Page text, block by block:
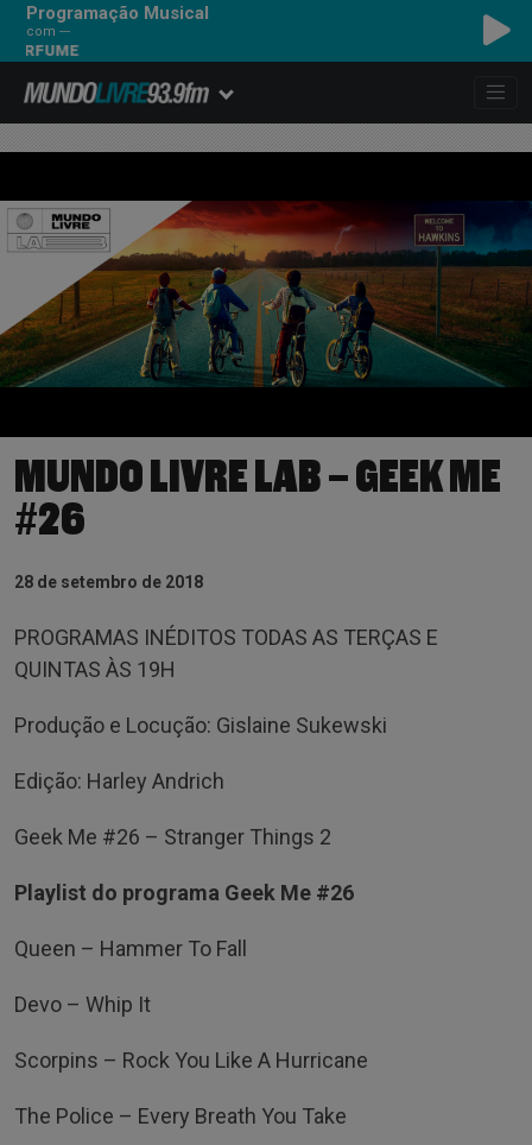
Programação Musical
com ---
MUNDO LIVRE LAB – GEEK ME
#26
28 de setembro de 2018
PROGRAMAS INÉDITOS TODAS AS TERÇAS E
QUINTAS ÀS 19H
Produção e Locução: Gislaine Sukewski
Edição: Harley Andrich
Geek Me #26 – Stranger Things 2
Playlist do programa Geek Me #26
Queen – Hammer To Fall
Devo – Whip It
Scorpins – Rock You Like A Hurricane
The Police – Every Breath You Take